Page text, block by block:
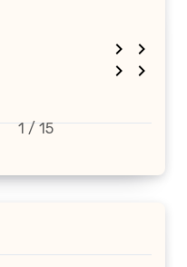
1 / 15